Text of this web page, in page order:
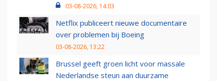
03-08-2026, 14:03
Netflix publiceert nieuwe documentaire
over problemen bij Boeing
03-08-2026, 13:22
Brussel geeft groen licht voor massale
Nederlandse steun aan duurzame